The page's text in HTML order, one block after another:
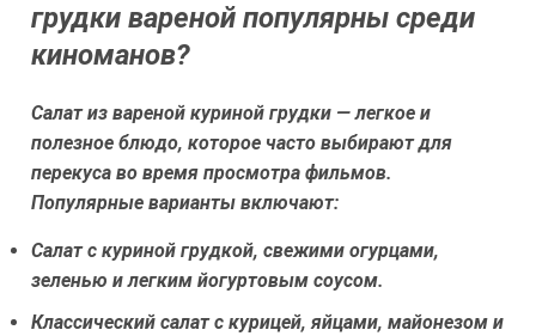
грудки вареной популярны среди
киноманов?
Салат из вареной куриной грудки — легкое и
полезное блюдо, которое часто выбирают для
перекуса во время просмотра фильмов.
Популярные варианты включают:
Салат с куриной грудкой, свежими огурцами,
зеленью и легким йогуртовым соусом.
Классический салат с курицей, яйцами, майонезом и